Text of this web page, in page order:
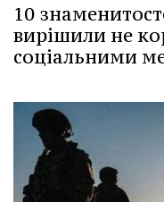
10
вирішили не
соціальними